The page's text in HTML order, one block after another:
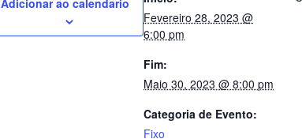
Adicionar ao calendario
Fevereiro 28, 2023 @
6:00 pm
Fim:
Maio 30, 2023 @ 8:00 pm
Categoria de Evento:
Fixo